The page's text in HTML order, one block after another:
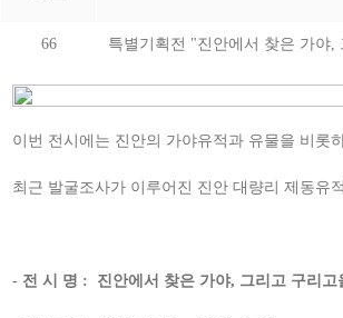
66 특별기획전 "진안에서 찾은 가야,
이번 전시에는 진안의 가야유적과 유물을 비롯
최근 발굴조사가 이루어진 진안 대량리 제동유
- 전 시 명 : 진안에서 찾은 가야, 그리고 구리고